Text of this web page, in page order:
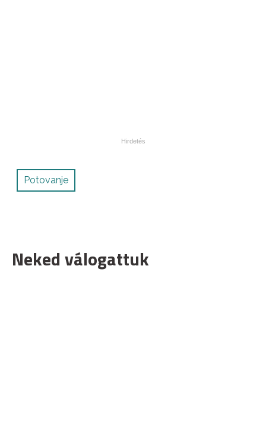
Potovanje
Neked válogattuk